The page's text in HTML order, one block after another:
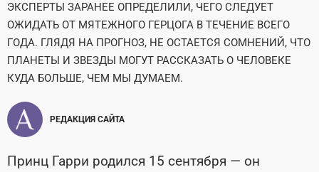
ЭКСПЕРТЫ ЗАРАНЕЕ ОПРЕДЕЛИЛИ, ЧЕГО СЛЕДУЕТ
ОЖИДАТЬ ОТ МЯТЕЖНОГО ГЕРЦОГА В ТЕЧЕНИЕ ВСЕГО
ГОДА. ГЛЯДЯ НА ПРОГНОЗ, НЕ ОСТАЕТСЯ СОМНЕНИЙ, ЧТО
ПЛАНЕТЫ И ЗВЕЗДЫ МОГУТ РАССКАЗАТЬ О ЧЕЛОВЕКЕ
КУДА БОЛЬШЕ, ЧЕМ МЫ ДУМАЕМ.
РЕДАКЦИЯ САЙТА
Принц Гарри родился 15 сентября — он